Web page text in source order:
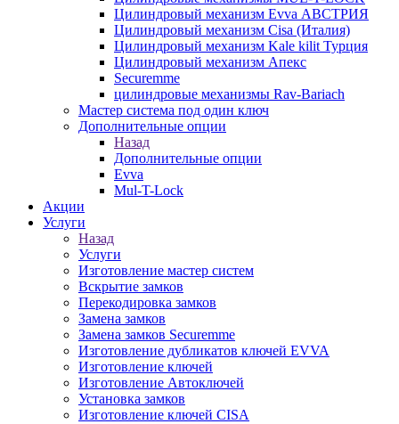
Цилиндровый механизм Evva АВСТРИЯ
Цилиндровый механизм Cisa (Италия)
Цилиндровый механизм Kale kilit Турция
Цилиндровый механизм Апекс
Securemme
цилиндровые механизмы Rav-Bariach
Мастер система под один ключ
Дополнительные опции
Назад
Дополнительные опции
Evva
Mul-T-Lock
Акции
Услуги
Назад
Услуги
Изготовление мастер систем
Вскрытие замков
Перекодировка замков
Замена замков
Замена замков Securemme
Изготовление дубликатов ключей EVVA
Изготовление ключей
Изготовление Автоключей
Установка замков
Изготовление ключей CISA